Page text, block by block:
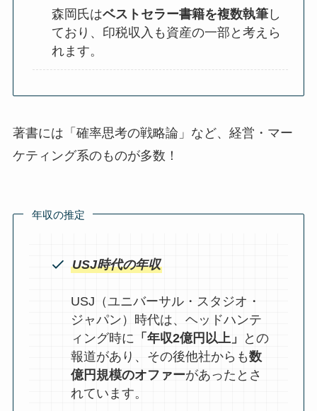
森岡氏はベストセラー書籍を複数執筆し
ており、印税収入も資産の一部と考えら
れます。
著書には「確率思考の戦略論」など、経営・マー
ケティング系のものが多数！
年収の推定
USJ時代の年収
USJ（ユニバーサル・スタジオ・
ジャパン）時代は、ヘッドハンテ
ィング時に 「年収2億円以上」
との
報道があり、その後他社からも数
億円規模のオファーがあったとさ
れています。